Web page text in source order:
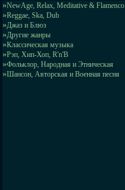
»NewAge, Relax, Meditative & Flamenco
»Reggae, Ska, Dub
»Джаз и Блюз
»Другие жанры
»Классическая музыка
»Рэп, Хип-Хоп, R'n'B
»Фольклор, Народная и Этническая
»Шансон, Авторская и Военная песня